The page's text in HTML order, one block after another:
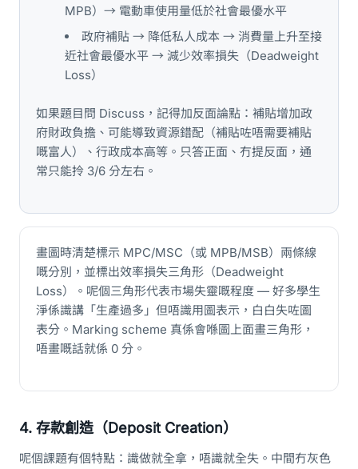
MPB）→ 電動車使用量低於社會最優水平
政府補貼 → 降低私人成本 → 消費量上升至接
近社會最優水平 → 減少效率損失（Deadweight
Loss）
如果題目問 Discuss，記得加反面論點：補貼增加政
府財政負擔、可能導致資源錯配（補貼咗唔需要補貼
嘅富人）、行政成本高等。只答正面、冇提反面，通
常只能拎 3/6 分左右。
畫圖時清楚標示 MPC/MSC（或 MPB/MSB）兩條線
嘅分別，並標出效率損失三角形（Deadweight
Loss）。呢個三角形代表市場失靈嘅程度 — 好多學生
淨係識講「生產過多」但唔識用圖表示，白白失咗圖
表分。Marking scheme 真係會喺圖上面畫三角形，
唔畫嘅話就係 0 分。
4. 存款創造（Deposit Creation）
呢個課題有個特點：識做就全拿，唔識就全失。中間冇灰色